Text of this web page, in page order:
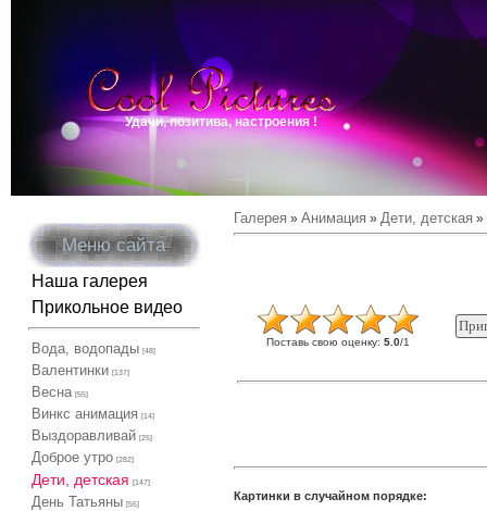
Удачи, позитива, настроения !
Меню сайта
Наша галерея
Прикольное видео
Вода, водопады [48]
Валентинки [137]
Весна [55]
Винкс анимация [14]
Выздоравливай [25]
Доброе утро [282]
Дети, детская [147]
День Татьяны [55]
Галерея » Анимация » Дети, детская »
Поставь свою оценку: 5.0/1
Картинки в случайном порядке: